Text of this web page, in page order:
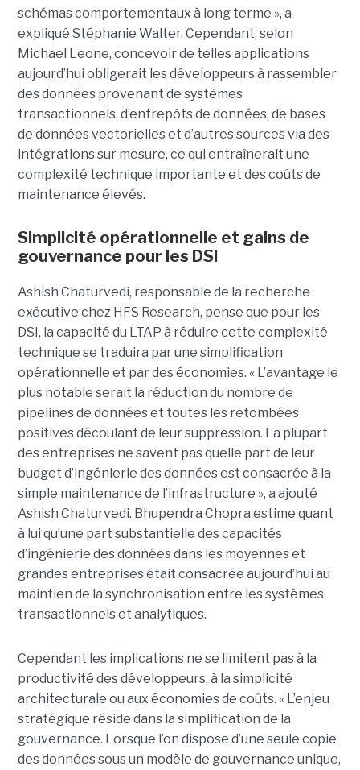
schémas comportementaux à long terme », a
expliqué Stéphanie Walter. Cependant, selon
Michael Leone, concevoir de telles applications
aujourd’hui obligerait les développeurs à rassembler
des données provenant de systèmes
transactionnels, d’entrepôts de données, de bases
de données vectorielles et d’autres sources via des
intégrations sur mesure, ce qui entraînerait une
complexité technique importante et des coûts de
maintenance élevés.
Simplicité opérationnelle et gains de
gouvernance pour les DSI
Ashish Chaturvedi, responsable de la recherche
exécutive chez HFS Research, pense que pour les
DSI, la capacité du LTAP à réduire cette complexité
technique se traduira par une simplification
opérationnelle et par des économies. « L’avantage le
plus notable serait la réduction du nombre de
pipelines de données et toutes les retombées
positives découlant de leur suppression. La plupart
des entreprises ne savent pas quelle part de leur
budget d’ingénierie des données est consacrée à la
simple maintenance de l’infrastructure », a ajouté
Ashish Chaturvedi. Bhupendra Chopra estime quant
à lui qu’une part substantielle des capacités
d’ingénierie des données dans les moyennes et
grandes entreprises était consacrée aujourd’hui au
maintien de la synchronisation entre les systèmes
transactionnels et analytiques.
Cependant les implications ne se limitent pas à la
productivité des développeurs, à la simplicité
architecturale ou aux économies de coûts. « L’enjeu
stratégique réside dans la simplification de la
gouvernance. Lorsque l’on dispose d’une seule copie
des données sous un modèle de gouvernance unique,